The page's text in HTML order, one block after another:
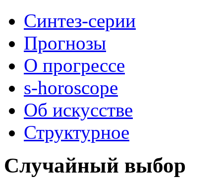
Синтез-серии
Прогнозы
О прогрессе
s-horoscope
Об искусстве
Структурное
Случайный выбор